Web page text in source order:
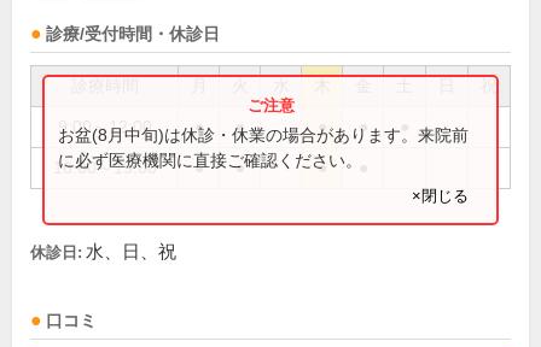
診療/受付時間・休診日
祝
9:00～12:00 ● ● ● ●
16:00～19:00 ● ● ●
お盆(8月中旬)は休診・休業の場合があります。来院前
に必ず医療機関に直接ご確認ください。
×閉じる
休診日: 水、日、祝
口コミ